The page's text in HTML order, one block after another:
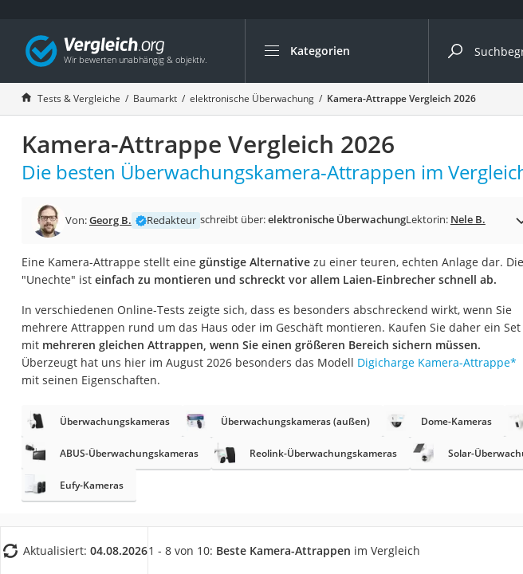
Kategorien
Die beliebtesten Vergleiche nach Kategorie
Baumarkt
Tresor feuerfest
Makita-Akku-Rasenmäher
Kappsäge
Akku-Rasentrimmer
Split-Klimaanlage 2 Innengeräte
Bohrmaschine
Tiefbrunnenpumpe
Fliesenschneider
Doppelschleifer
Überwachungskamera
Benzinrasenmäher mit Elektrostart
Multimeter
Tests & Vergleiche Baumarkt elektronische Überwachung Kamera-Attrappe Vergleich 2026
Kamera-Attrappe Vergleich 2026
Die besten Überwachungskamera-Attrappen im
Von:Georg B. Redakteur schreibt über:elektronische ÜberwachungLektorin: Nele B.
Eine Kamera-Attrappe stellt eine günstige Alternative zu einer teuren, echten Anlage dar. Die
"Unechte" ist einfach zu montieren und schreckt vor allem Laien-Einbrecher schnell ab.
In verschiedenen Online-Tests zeigte sich, dass es besonders abschreckend wirkt, wenn Sie
mehrere Attrappen rund um das Haus oder im Geschäft montieren. Kaufen Sie daher ein Set
mit mehreren gleichen Attrappen, wenn Sie einen größeren Bereich sichern müssen.
Überzeugt hat uns hier im August 2026 besonders das Modell Digicharge Kamera-Attrappe*
mit seinen Eigenschaften.
Überwachungskameras Überwachungskameras (außen) Dome-Kameras
ABUS-Überwachungskameras Reolink-Überwachungskameras Solar-
Eufy-Kameras
Aktualisiert: 04.08.20261 - 8 von 10: Beste Kamera-Attrappen im Vergleich